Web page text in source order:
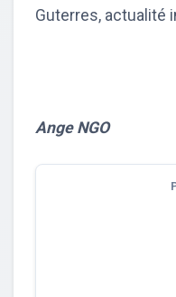
Guterres, actualité
Ange NGO